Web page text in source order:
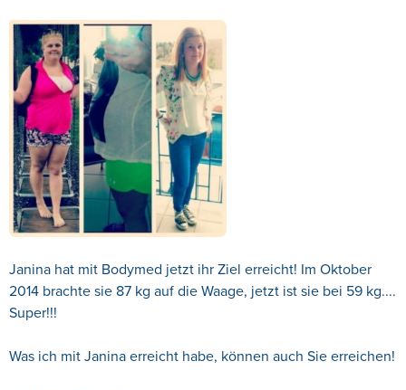
Janina hat mit Bodymed jetzt ihr Ziel erreicht! Im Oktober
2014 brachte sie 87 kg auf die Waage, jetzt ist sie bei 59 kg....
Super!!!
Was ich mit Janina erreicht habe, können auch Sie erreichen!